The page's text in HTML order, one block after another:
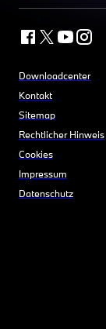
Downloadcenter
Kontakt
Sitemap
Rechtlicher Hinweis
Cookies
Impressum
Datenschutz